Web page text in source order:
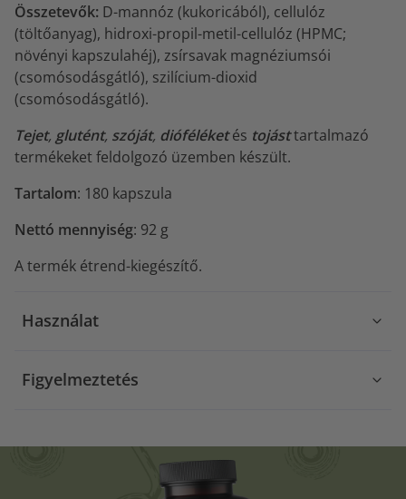
Összetevők: D-mannóz (kukoricából), cellulóz
(töltőanyag), hidroxi-propil-metil-cellulóz (HPMC;
növényi kapszulahéj), zsírsavak magnéziumsói
(csomósodásgátló), szilícium-dioxid
(csomósodásgátló).
Tejet, glutént, szóját, dióféléketés tojásttartalmazó
termékeket feldolgozó üzemben készült.
Tartalom: 180 kapszula
Nettó mennyiség: 92 g
A termék étrend-kiegészítő.
Használat
Figyelmeztetés